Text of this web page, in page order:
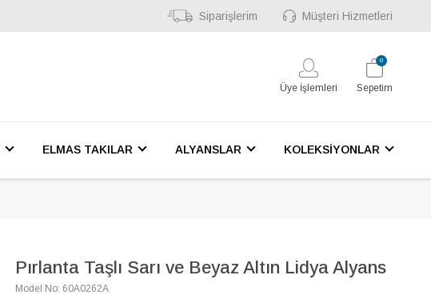
Siparişlerim Müşteri Hizmetleri
Üye İşlemleri Sepetim
0
ELMAS TAKILAR ALYANSLAR KOLEKSİYONLAR
Pırlanta Taşlı Sarı ve Beyaz Altın Lidya Alyans
Model No: 60A0262A